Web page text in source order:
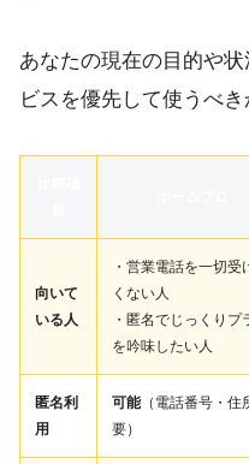
あなたの現在の目的や
ビスを優先して使うべき
向いて
いる人
・営業電話を一切受
くない人
・匿名でじっくりプ
を吟味したい人
匿名利
用
可能（電話番号・住
要）